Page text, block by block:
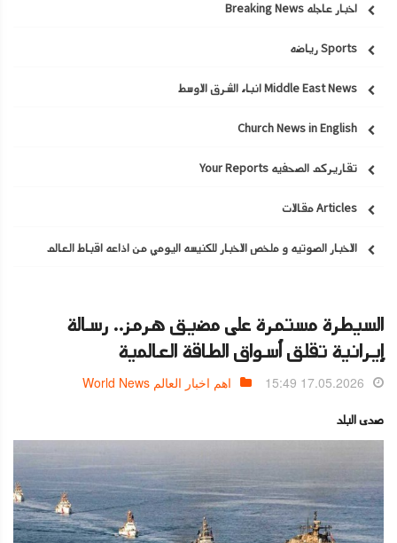
اخبار عاجله Breaking News
Sports رياضه
Middle East News انباء الشرق الاوسط
Church News in English
تقاريركم الصحفيه Your Reports
Articles مقالات
الاخبار الصوتيه و ملخص الاخبار للكنيسه اليومي من اذاعه اقباط العالم
السيطرة مستمرة على مضيق هرمز.. رسالة
إيرانية تقلق أسواق الطاقة العالمية
17.05.2026 15:49 اهم اخبار العالم World News
صدى البلد